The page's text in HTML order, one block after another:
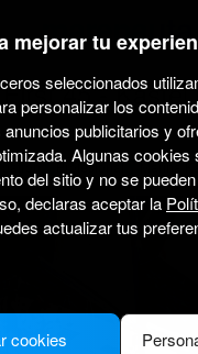
marenauta
First 45 -
Profesional Marina
mejorar tu
seleccionados
personalizar los
publicitarios y
Algunas cookies
del sitio y no se
declaras aceptar la
actualizar tus
cookies